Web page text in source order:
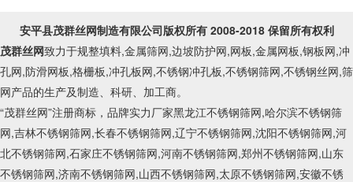
安平县茂群丝网制造有限公司版权所有 2008-2018 保留所有权利
茂群丝网致力于规整填料,金属筛网,边坡防护网,网板,金属网板,钢板网,冲
孔网,防滑网板,格栅板,冲孔板网,不锈钢冲孔板,不锈钢筛网,不锈钢丝网,筛
网产品的生产及制造、科研、加工商。
“茂群丝网”注册商标，品牌实力厂家黑龙江不锈钢筛网,哈尔滨不锈钢筛
网,吉林不锈钢筛网,长春不锈钢筛网,辽宁不锈钢筛网,沈阳不锈钢筛网,河
北不锈钢筛网,石家庄不锈钢筛网,河南不锈钢筛网,郑州不锈钢筛网,山东
不锈钢筛网,济南不锈钢筛网,山西不锈钢筛网,太原不锈钢筛网,安徽不锈